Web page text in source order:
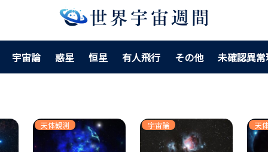
宇宙論 惑星 恒星 有人飛行 その他 未確認異
宇宙論 天体観測 そ